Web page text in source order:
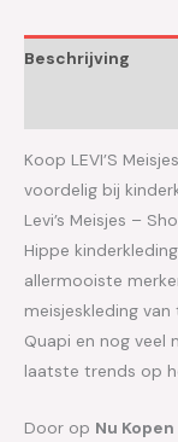
Beschrijving
Koop LEVI’S
voordelig bij
Levi’s Meisjes –
Hippe
allermooiste
meisjeskleding van
Quapi en nog veel
laatste trends op
Door op Nu Kopen